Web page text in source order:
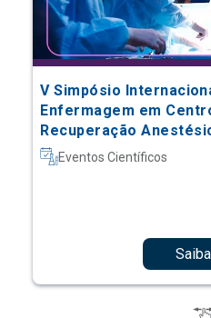
V Simpósio
Enfermagem em
Recuperação
Material e Esterilização
Eventos Científicos